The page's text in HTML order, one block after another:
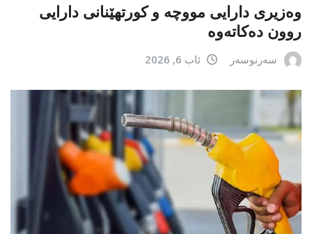
وەزیری دارایی مووچە و کورتهێنانی دارایی
روون دەکاتەوە
سەرنوسەر ئاب 6, 2026